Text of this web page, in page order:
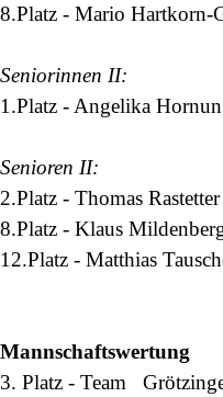
8.Platz - Mario Hartkorn-
Seniorinnen II:
1.Platz - Angelika
Senioren II:
2.Platz - Thomas Rastetter
8.Platz - Klaus
12.Platz - Matthias
Mannschaftswertung
3. Platz - Team